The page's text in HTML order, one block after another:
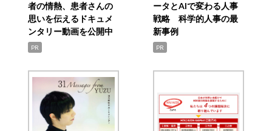
者の情熱、患者さんの
思いを伝えるドキュメ
ンタリー動画を公開中
PR
ータとAIで変わる人事
戦略 科学的人事の最
新事例
PR